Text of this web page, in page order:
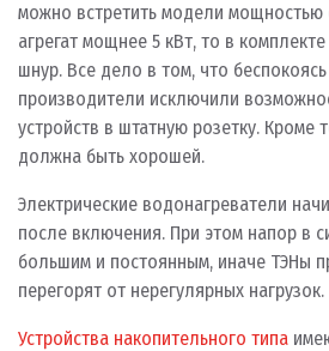
можно встретить модели мощностью
агрегат мощнее 5 кВт, то в
шнур. Все дело в том, что
производители исключили
устройств в штатную розетку. Кроме
должна быть хорошей.
Электрические водонагреватели
после включения. При этом напор в
большим и постоянным, иначе ТЭНы
перегорят от нерегулярных нагрузок.
Устройства накопительного типа